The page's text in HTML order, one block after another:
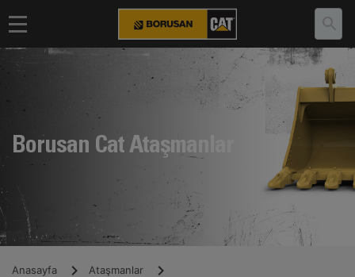
Borusan Cat Ataşmanlar
Anasayfa Ataşmanlar